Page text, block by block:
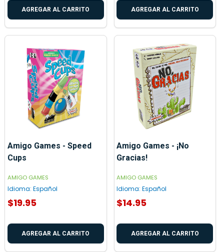
AGREGAR AL CARRITO AGREGAR AL CARRITO
Amigo Games - Speed
Cups
AMIGO GAMES
Idioma: Español
$19.95
AGREGAR AL CARRITO
Amigo Games - ¡No
Gracias!
AMIGO GAMES
Idioma: Español
$14.95
AGREGAR AL CARRITO